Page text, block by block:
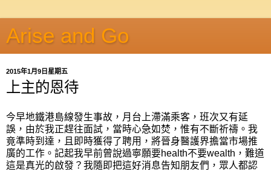
Arise and Go
2015年1月9日星期五
上主的恩待
今早地鐵港島線發生事故，月台上滯滿乘客，班次又有延
誤，由於我正趕往面試，當時心急如焚，惟有不斷祈禱。我
竟準時到達，且即時獲得了聘用，將晉身醫護界擔當市場推
廣的工作。記起我早前曾說過寧願要health不要wealth，難道
這是真光的啟發？我隨即把這好消息告知朋友們，眾人都認